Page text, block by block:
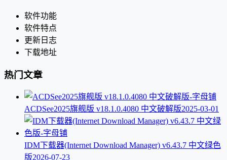
软件功能
软件特点
更新日志
下载地址
热门文章
ACDSee2025旗舰版 v18.1.0.4080 中文破解版2025-03-01
IDM下载器(Internet Download Manager) v6.43.7 中文绿色
版2026-07-23